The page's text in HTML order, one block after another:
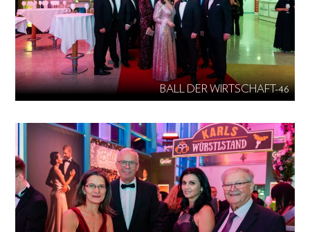
BALL DER WIRTSCHAFT-46